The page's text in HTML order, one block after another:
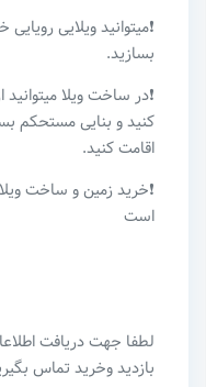
❗میتوانید ویلایی
بسازید.
❗در ساخت ویلا
کنید و بنایی مستحکم
اقامت کنید.
❗خرید زمین و ساخت
است
لطفا جهت دریافت
بازدید و‌خرید تماس